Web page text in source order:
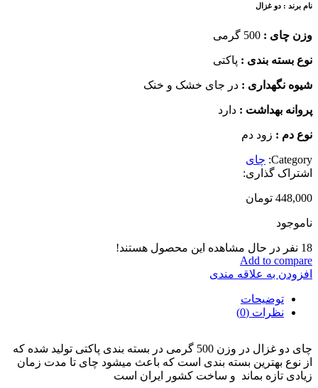
نام برند : دو غزال
وزن چای :
نوع بسته بندی : پاکتی
شیوه نگهداری : در جای خشک و خنک
پروانه بهداشت : دارد
نوع دم : زود دم
Category: چای
اشتراک گذاری:
448,000 تومان
ناموجود
18 نفر در حال مشاهده این محصول هستند!
Add to compare
افزودن به علاقه مندی
توضیحات
نظرات (0)
چای دو غزال در وزن 500 گرمی در بسته بندی پاکتی تولید شده که
از نوع بهترین بسته بندی است که باعث میشود چای تا مدت زمان
زیادی تازه بماند و ساخت کشور ایران است